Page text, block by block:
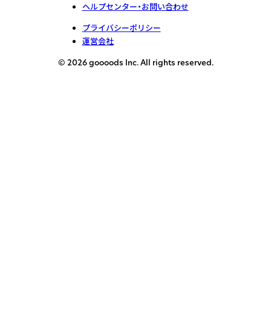
ヘルプセンター・お問い合わせ
プライバシーポリシー
運営会社
© 2026 goooods Inc. All rights reserved.